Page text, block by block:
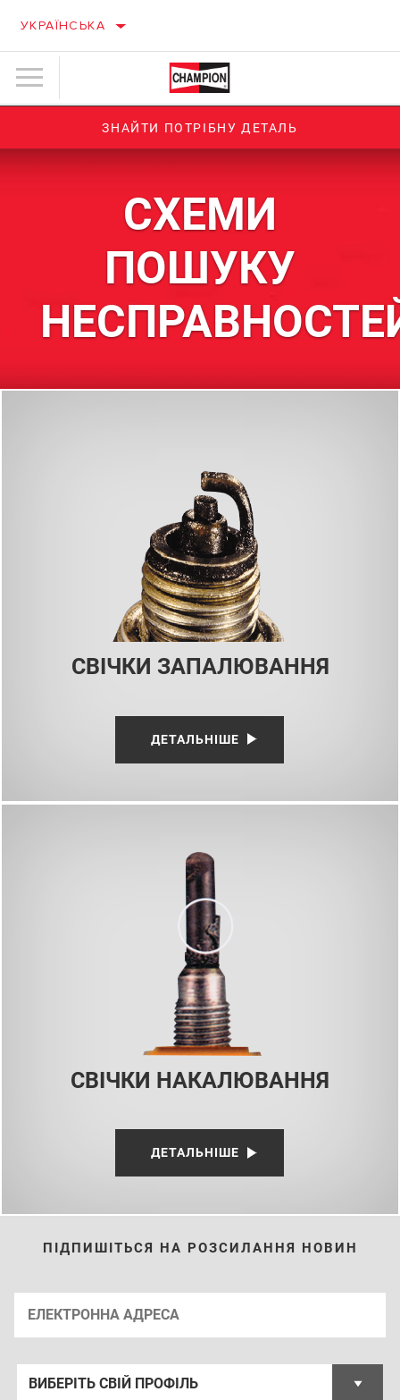
УКРАЇНСЬКА
ЗНАЙТИ ПОТРІБНУ ДЕТАЛЬ
СХЕМИ
ПОШУКУ
СВІЧКИ ЗАПАЛЮВАННЯ
ДЕТАЛЬНІШЕ
СВІЧКИ НАКАЛЮВАННЯ
ДЕТАЛЬНІШЕ
ПІДПИШІТЬСЯ НА РОЗСИЛАННЯ НОВИН